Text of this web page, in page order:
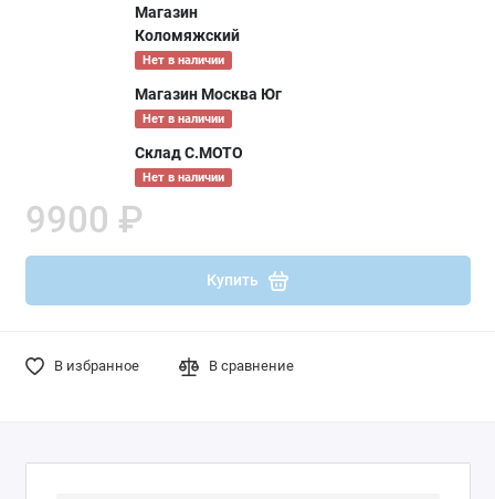
Магазин
Коломяжский
Нет в наличии
Магазин Москва Юг
Нет в наличии
Склад С.МОТО
Нет в наличии
9900 ₽
Купить
В избранное В сравнение